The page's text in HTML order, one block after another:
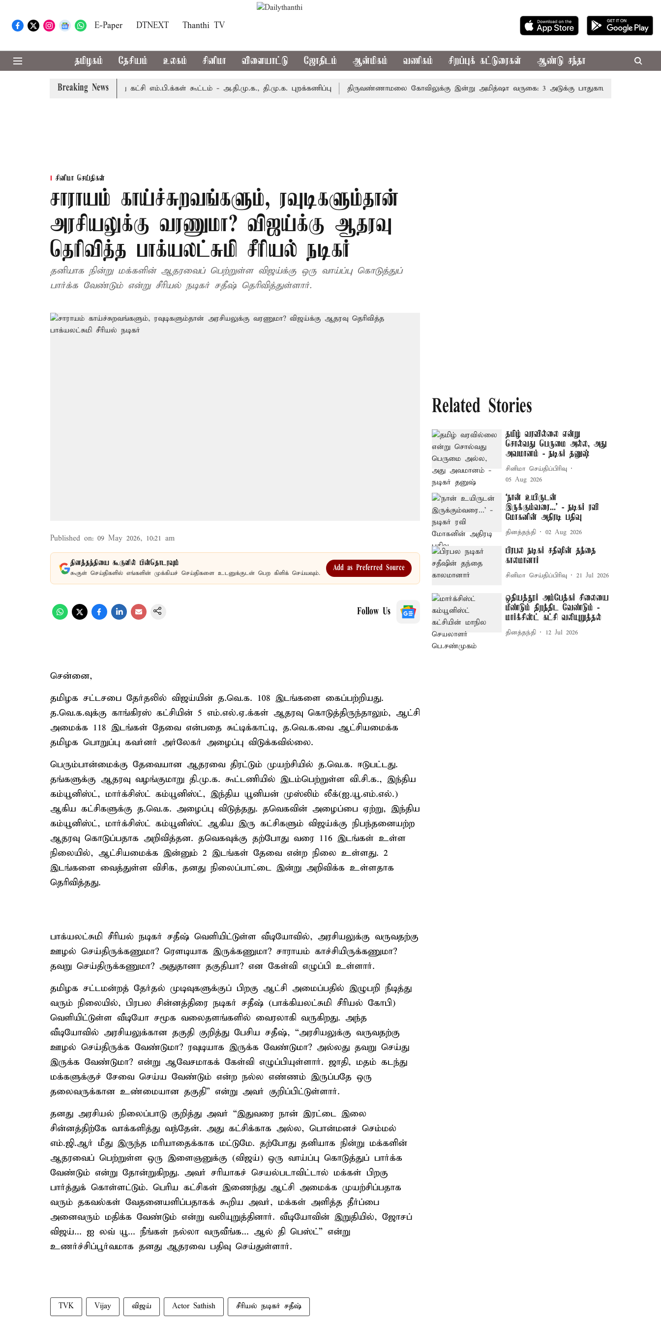
E-Paper DTNEXT Thanthi TV
தமிழகம் தேசியம் உலகம் சினிமா விளையாட்டு ஜோதிடம் ஆன்மிகம் வணிகம் சிறப்புக் கட்டுரைகள் ஆண்டு சந்தா
Breaking News
இன்று அனைத்து கட்சி எம்.பி.க்கள் கூட்டம் - அ.தி.மு.க., தி.மு.க. புறக்கணிப்பு திருவண்ணாமலை கோவிலுக்கு இன்று அமித்ஷா வருகை: 3 அடுக்கு பாதுகாப்புடன் போலீசார்
சினிமா செய்திகள்
சாராயம் காய்ச்சுறவங்களும், ரவுடிகளும்தான்
அரசியலுக்கு வரணுமா? விஜய்க்கு ஆதரவு
தெரிவித்த பாக்யலட்சுமி சீரியல் நடிகர்
தனியாக நின்று மக்களின் ஆதரவைப் பெற்றுள்ள விஜய்க்கு ஒரு வாய்ப்பு கொடுத்துப்
பார்க்க வேண்டும் என்று சீரியல் நடிகர் சதீஷ் தெரிவித்துள்ளார்.
Published on: 09 May 2026, 10:21 am
தினத்தந்தியை கூகுளில் பின்தொடரவும்
கூகுள் செய்திகளில் எங்களின் முக்கியச் செய்திகளை உடனுக்குடன் பெற கிளிக் செய்யவும்.
Add as Preferred Source
Follow Us
சென்னை,
தமிழக சட்டசபை தேர்தலில் விஜய்யின் த.வெ.க. 108 இடங்களை கைப்பற்றியது.
த.வெ.க.வுக்கு காங்கிரஸ் கட்சியின் 5 எம்.எல்.ஏ.க்கள் ஆதரவு கொடுத்திருந்தாலும், ஆட்சி
அமைக்க 118 இடங்கள் தேவை என்பதை சுட்டிக்காட்டி, த.வெ.க.வை ஆட்சியமைக்க
தமிழக பொறுப்பு கவர்னர் அர்லேகர் அழைப்பு விடுக்கவில்லை.
பெரும்பான்மைக்கு தேவையான ஆதரவை திரட்டும் முயற்சியில் த.வெ.க. ஈடுபட்டது.
தங்களுக்கு ஆதரவு வழங்குமாறு தி.மு.க. கூட்டணியில் இடம்பெற்றுள்ள வி.சி.க., இந்திய
கம்யூனிஸ்ட், மார்க்சிஸ்ட் கம்யூனிஸ்ட், இந்திய யூனியன் முஸ்லிம் லீக்(ஐ.யூ.எம்.எல்.)
ஆகிய கட்சிகளுக்கு த.வெ.க. அழைப்பு விடுத்தது. தவெகவின் அழைப்பை ஏற்று, இந்திய
கம்யூனிஸ்ட், மார்க்சிஸ்ட் கம்யூனிஸ்ட் ஆகிய இரு கட்சிகளும் விஜய்க்கு நிபந்தனையற்ற
ஆதரவு கொடுப்பதாக அறிவித்தன. தவெகவுக்கு தற்போது வரை 116 இடங்கள் உள்ள
நிலையில், ஆட்சியமைக்க இன்னும் 2 இடங்கள் தேவை என்ற நிலை உள்ளது. 2
இடங்களை வைத்துள்ள விசிக, தனது நிலைப்பாட்டை இன்று அறிவிக்க உள்ளதாக
தெரிவித்தது.
பாக்யலட்சுமி சீரியல் நடிகர் சதீஷ் வெளியிட்டுள்ள வீடியோவில், அரசியலுக்கு வருவதற்கு
ஊழல் செய்திருக்கணுமா? ரௌடியாக இருக்கணுமா? சாராயம் காச்சியிருக்கணுமா?
தவறு செய்திருக்கணுமா? அதுதானா தகுதியா? என கேள்வி எழுப்பி உள்ளார்.
தமிழக சட்டமன்றத் தேர்தல் முடிவுகளுக்குப் பிறகு ஆட்சி அமைப்பதில் இழுபறி நீடித்து
வரும் நிலையில், பிரபல சின்னத்திரை நடிகர் சதீஷ் (பாக்கியலட்சுமி சீரியல் கோபி)
வெளியிட்டுள்ள வீடியோ சமூக வலைதளங்களில் வைரலாகி வருகிறது. அந்த
வீடியோவில் அரசியலுக்கான தகுதி குறித்து பேசிய சதீஷ், “அரசியலுக்கு வருவதற்கு
ஊழல் செய்திருக்க வேண்டுமா? ரவுடியாக இருக்க வேண்டுமா? அல்லது தவறு செய்து
இருக்க வேண்டுமா? என்று ஆவேசமாகக் கேள்வி எழுப்பியுள்ளார். ஜாதி, மதம் கடந்து
மக்களுக்குச் சேவை செய்ய வேண்டும் என்ற நல்ல எண்ணம் இருப்பதே ஒரு
தலைவருக்கான உண்மையான தகுதி” என்று அவர் குறிப்பிட்டுள்ளார்.
தனது அரசியல் நிலைப்பாடு குறித்து அவர் “இதுவரை நான் இரட்டை இலை
சின்னத்திற்கே வாக்களித்து வந்தேன். அது கட்சிக்காக அல்ல, பொன்மனச் செம்மல்
எம்.ஜி.ஆர் மீது இருந்த மரியாதைக்காக மட்டுமே. தற்போது தனியாக நின்று மக்களின்
ஆதரவைப் பெற்றுள்ள ஒரு இளைஞனுக்கு (விஜய்) ஒரு வாய்ப்பு கொடுத்துப் பார்க்க
வேண்டும் என்று தோன்றுகிறது. அவர் சரியாகச் செயல்படாவிட்டால் மக்கள் பிறகு
பார்த்துக் கொள்ளட்டும். பெரிய கட்சிகள் இணைந்து ஆட்சி அமைக்க முயற்சிப்பதாக
வரும் தகவல்கள் வேதனையளிப்பதாகக் கூறிய அவர், மக்கள் அளித்த தீர்ப்பை
அனைவரும் மதிக்க வேண்டும் என்று வலியுறுத்தினார். வீடியோவின் இறுதியில், ஜோசப்
விஜய்... ஐ லவ் யூ... நீங்கள் நல்லா வருவீங்க... ஆல் தி பெஸ்ட்” என்று
உணர்ச்சிப்பூர்வமாக தனது ஆதரவை பதிவு செய்துள்ளார்.
TVK Vijay விஜய் Actor Sathish சீரியல் நடிகர் சதீஷ்
Related Stories
தமிழ் வரவில்லை என்று
சொல்வது பெருமை அல்ல, அது
அவமானம் - நடிகர் தனுஷ்
சினிமா செய்திப்பிரிவு
05 Aug 2026
‘நான் உயிருடன்
இருக்கும்வரை...’ - நடிகர் ரவி
மோகனின் அதிரடி பதிவு
தினத்தந்தி 02 Aug 2026
பிரபல நடிகர் சதீஷின் தந்தை
காலமானார்
சினிமா செய்திப்பிரிவு 21 Jul 2026
ஒதியத்தூர் அம்பேத்கர் சிலையை
மீண்டும் திறந்திட வேண்டும் -
மார்க்சிஸ்ட் கட்சி வலியுறுத்தல்
தினத்தந்தி 12 Jul 2026